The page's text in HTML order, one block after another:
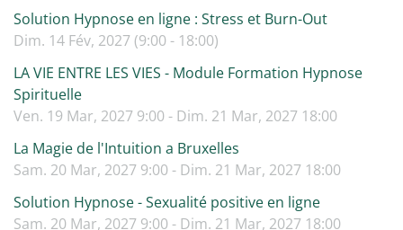
Solution Hypnose en ligne : Stress et Burn-Out
Dim. 14 Fév, 2027 (9:00 - 18:00)
LA VIE ENTRE LES VIES - Module Formation Hypnose
Spirituelle
Ven. 19 Mar, 2027 9:00 - Dim. 21 Mar, 2027 18:00
La Magie de l'Intuition a Bruxelles
Sam. 20 Mar, 2027 9:00 - Dim. 21 Mar, 2027 18:00
Solution Hypnose - Sexualité positive en ligne
Sam. 20 Mar, 2027 9:00 - Dim. 21 Mar, 2027 18:00